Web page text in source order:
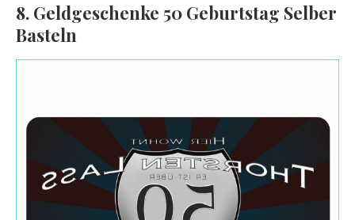
8. Geldgeschenke 50 Geburtstag Selber
Basteln